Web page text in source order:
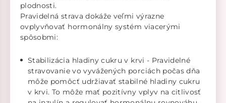
plodnosti.
Pravidelná strava dokáže veľmi výrazne
ovplyvňovať hormonálny systém viacerými
spôsobmi:
Stabilizácia hladiny cukru v krvi - Pravidelné
stravovanie vo vyvážených porciách počas dňa
môže pomôcť udržiavať stabilné hladiny cukru
v krvi. To môže mať pozitívny vplyv na citlivosť